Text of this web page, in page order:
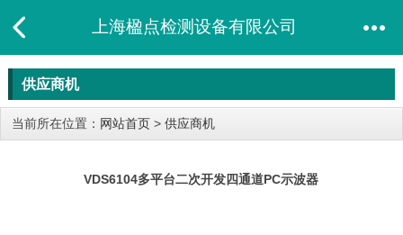
上海楹点检测设备有限公司
供应商机
当前所在位置： 网站首页 > 供应商机
VDS6104多平台二次开发四通道PC示波器